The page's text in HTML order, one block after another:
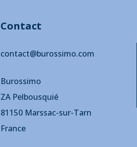
Contact
contact@burossimo.com
Burossimo
ZA Pelbousquié
81150 Marssac-sur-Tarn
France